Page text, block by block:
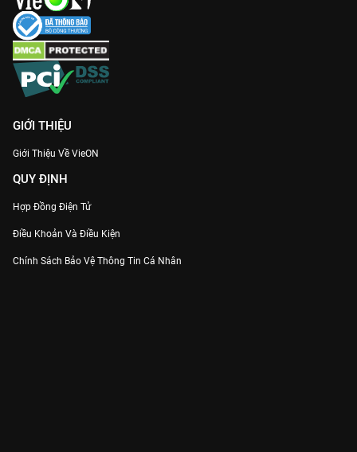
GIỚI THIỆU
Giới Thiệu Về VieON
QUY ĐỊNH
Hợp Đồng Điện Tử
Điều Khoản Và Điều Kiện
Chính Sách Bảo Vệ Thông Tin Cá Nhân